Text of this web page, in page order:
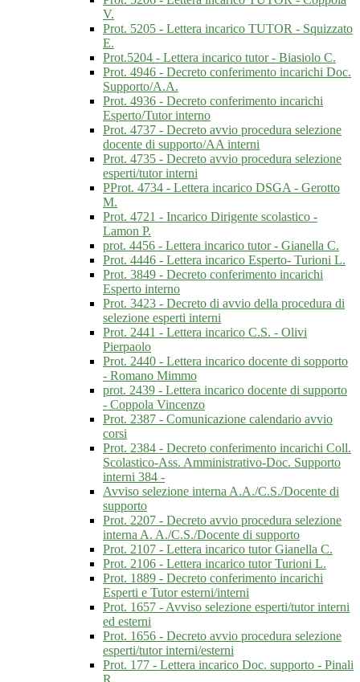
V.
Prot. 5205 - Lettera incarico TUTOR - Squizzato
E.
Prot.5204 - Lettera incarico tutor - Biasiolo C.
Prot. 4946 - Decreto conferimento incarichi Doc.
Supporto/A.A.
Prot. 4936 - Decreto conferimento incarichi
Esperto/Tutor interno
Prot. 4737 - Decreto avvio procedura selezione
docente di supporto/AA interni
Prot. 4735 - Decreto avvio procedura selezione
esperti/tutor interni
PProt. 4734 - Lettera incarico DSGA - Gerotto
M.
Prot. 4721 - Incarico Dirigente scolastico -
Lamon P.
prot. 4456 - Lettera incarico tutor - Gianella C.
Prot. 4446 - Lettera incarico Esperto- Turioni L.
Prot. 3849 - Decreto conferimento incarichi
Esperto interno
Prot. 3423 - Decreto di avvio della procedura di
selezione esperti interni
Prot. 2441 - Lettera incarico C.S. - Olivi
Pierpaolo
Prot. 2440 - Lettera incarico docente di sopporto
- Romano Mimmo
prot. 2439 - Lettera incarico docente di supporto
- Coppola Vincenzo
Prot. 2387 - Comunicazione calendario avvio
corsi
Prot. 2384 - Decreto conferimento incarichi Coll.
Scolastico-Ass. Amministrativo-Doc. Supporto
interni 384 -
Avviso selezione interna A.A./C.S./Docente di
supporto
Prot. 2207 - Decreto avvio procedura selezione
interna A. A./C.S./Docente di supporto
Prot. 2107 - Lettera incarico tutor Gianella C.
Prot. 2106 - Lettera incarico tutor Turioni L.
Prot. 1889 - Decreto conferimento incarichi
Esperti e Tutor esterni/interni
Prot. 1657 - Avviso selezione esperti/tutor interni
ed esterni
Prot. 1656 - Decreto avvio procedura selezione
esperti/tutor interni/esterni
Prot. 177 - Lettera incarico Doc. supporto - Pinali